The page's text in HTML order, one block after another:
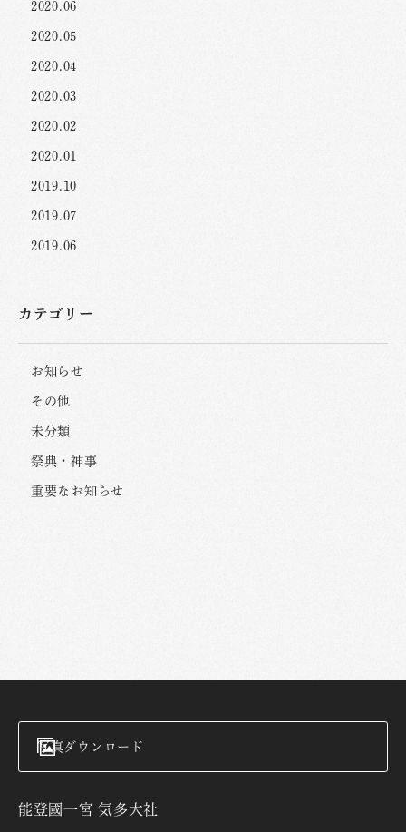
2020.06
2020.05
2020.04
2020.03
2020.02
2020.01
2019.10
2019.07
2019.06
カテゴリー
お知らせ
その他
未分類
祭典・神事
重要なお知らせ
写真ダウンロード
能登國一宮 気多大社